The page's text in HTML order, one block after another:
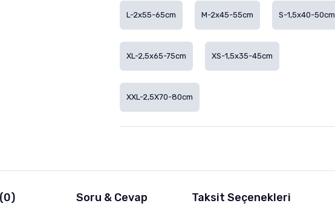
L-2x55-65cm M-2x45-55cm S-1,5x40-50cm
XL-2,5x65-75cm XS-1,5x35-45cm
XXL-2,5X70-80cm
Soru & Cevap Taksit Seçenekleri